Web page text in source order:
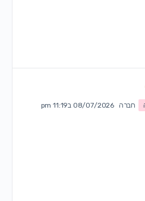
חברה 08/07/2026 ב11:19 pm